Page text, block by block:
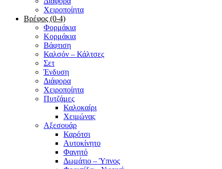
Χειροποίητα
Βρέφος (0-4)
Φορμάκια
Κορμάκια
Βάφτιση
Καλσόν – Κάλτσες
Σετ
Ένδυση
Διάφορα
Χειροποίητα
Πυτζάμες
Καλοκαίρι
Χειμώνας
Αξεσουάρ
Καρότσι
Αυτοκίνητο
Φαγητό
Δωμάτιο – Ύπνος